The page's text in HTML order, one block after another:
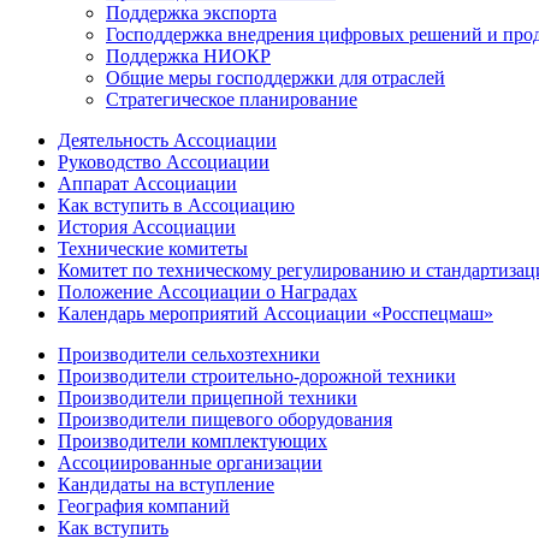
Поддержка экспорта
Господдержка внедрения цифровых решений и
Поддержка НИОКР
Общие меры господдержки для отраслей
Стратегическое планирование
Деятельность Ассоциации
Руководство Ассоциации
Аппарат Ассоциации
Как вступить в Ассоциацию
История Ассоциации
Технические комитеты
Комитет по техническому регулированию и
Положение Ассоциации о Наградах
Календарь мероприятий Ассоциации «Росспецмаш»
Производители сельхозтехники
Производители строительно-дорожной техники
Производители прицепной техники
Производители пищевого оборудования
Производители комплектующих
Ассоциированные организации
Кандидаты на вступление
География компаний
Как вступить